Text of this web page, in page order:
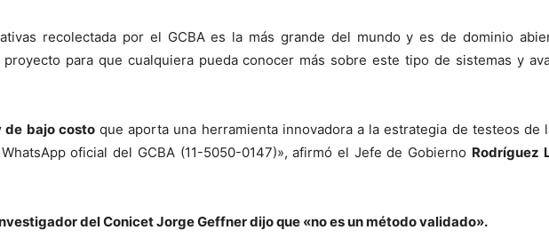
recolectada por el GCBA es la más grande del mundo y es de dominio
para que cualquiera pueda conocer más sobre este tipo de sistemas y
de bajo costoque aporta una herramienta innovadora a la estrategia de testeos de
oficial del GCBA (11-5050-0147)», afirmó el Jefe de Gobierno Rodríguez
del Conicet Jorge Geffner dijo que «no es un método validado».